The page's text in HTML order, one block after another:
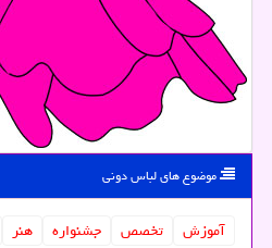
موضوع های لباس دونی
آموزش تخصص جشنواره هنر